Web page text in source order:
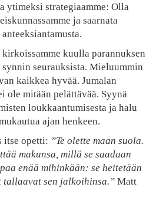
ytimeksi strategiaamme: Olla
ja saarnata
kuulla parannuksen
seurauksista. Mieluummin
kaikkea hyvää. Jumalan
ole mitään pelättävää. Syynä
loukkaantumisesta ja halu
ajan henkeen.
itse opetti: ”Te olette maan suola.
makunsa, millä se saadaan
enää mihinkään: se heitetään
tallaavat sen jalkoihinsa.” Matt